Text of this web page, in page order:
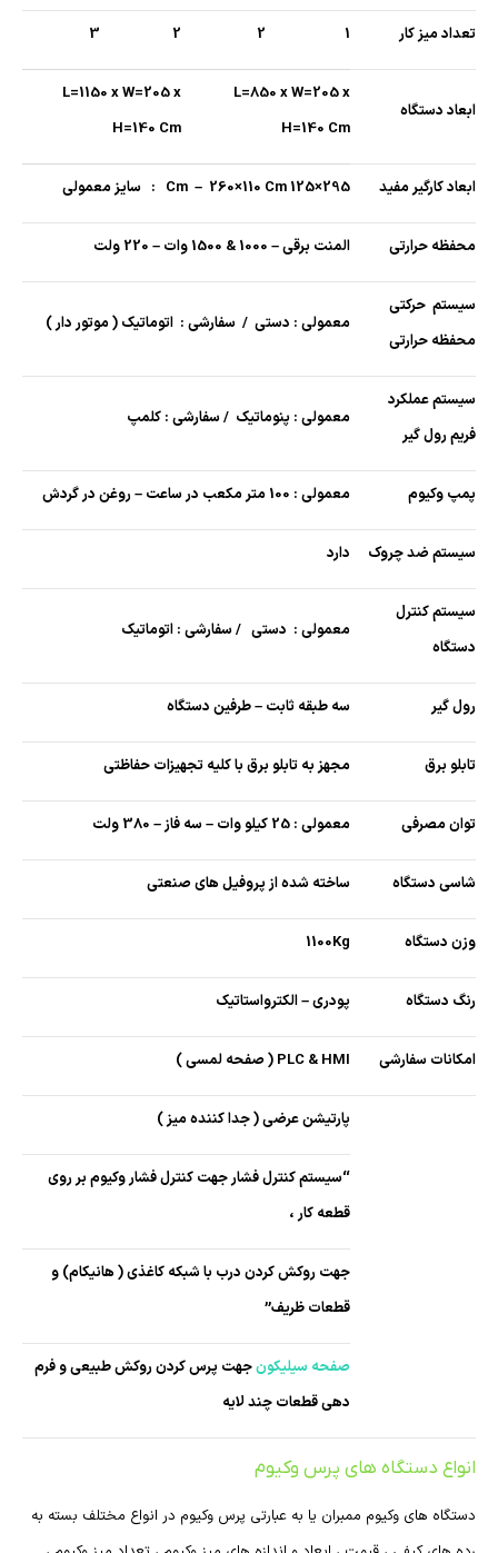
تعداد میز کار 1
2
2
3
ابعاد دستگاه
L=850 x W=205 x
H=140 Cm
L=1150 x W=205 x
H=140 Cm
ابعاد کارگیر مفید 295×125 Cm – 260×110 Cm : سایز معمولی
محفظه حرارتی المنت برقی – 1000 & 1500 وات – 220 ولت
سیستم حرکتی
محفظه حرارتی
معمولی : دستی / سفارشی : اتوماتیک ( موتور دار )
سیستم عملکرد
فریم رول گیر
معمولی : پنوماتیک / سفارشی : کلمپ
پمپ وکیوم معمولی : 100 متر مکعب در ساعت – روغن در گردش
سیستم ضد چروک دارد
سیستم کنترل
دستگاه
معمولی : دستی / سفارشی : اتوماتیک
رول گیر سه طبقه ثابت – طرفین دستگاه
تابلو برق مجهز به تابلو برق با کلیه تجهیزات حفاظتی
توان مصرفی معمولی : 25 کیلو وات – سه فاز – 380 ولت
شاسی دستگاه ساخته شده از پروفیل های صنعتی
وزن دستگاه 1100Kg
رنگ دستگاه پودری – الکترواستاتیک
امکانات سفارشی PLC & HMI ( صفحه لمسی )
پارتیشن عرضی ( جدا کننده میز )
“سیستم کنترل فشار جهت کنترل فشار وکیوم بر روی
قطعه کار ،
جهت روکش کردن درب با شبکه کاغذی ( هانیکام) و
قطعات ظریف”
صفحه سیلیکونجهت پرس کردن روکش طبیعی و فرم
دهی قطعات چند لایه
انواع دستگاه های پرس وکیوم
دستگاه های وکیوم ممبران یا به عبارتی پرس وکیوم در انواع مختلف بسته به